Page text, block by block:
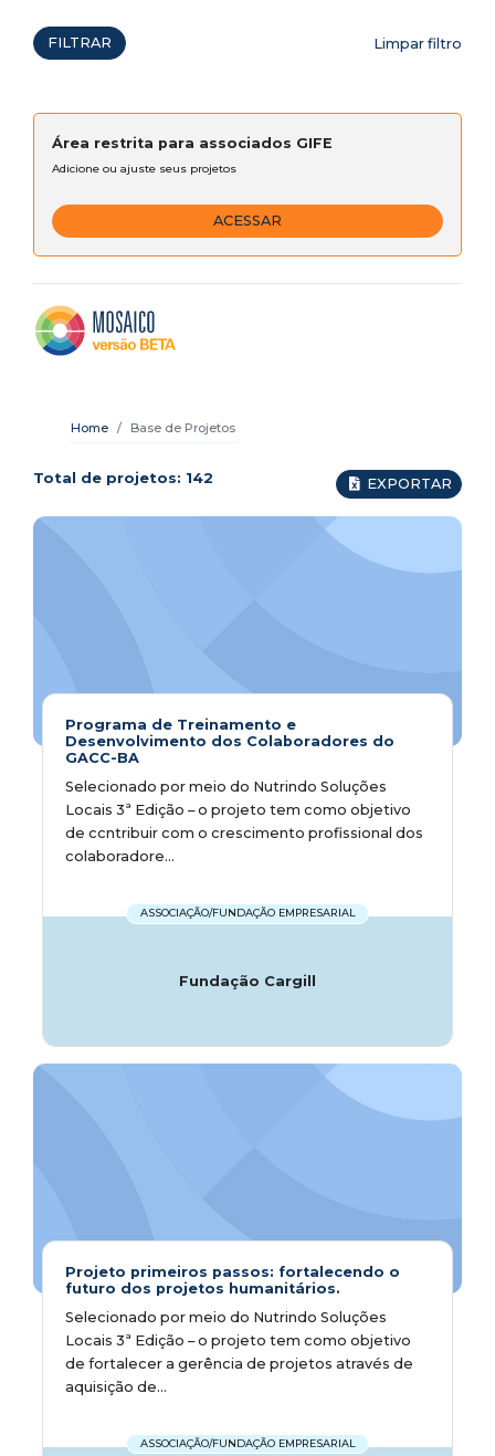
FILTRAR Limpar filtro
Área restrita para associados GIFE
Adicione ou ajuste seus projetos
ACESSAR
Home Base de Projetos
Total de projetos: 142 EXPORTAR
Programa de Treinamento e
Desenvolvimento dos Colaboradores do
GACC-BA
Selecionado por meio do Nutrindo Soluções
Locais 3ª Edição – o projeto tem como objetivo
de ccntribuir com o crescimento profissional dos
colaboradore...
ASSOCIAÇÃO/FUNDAÇÃO EMPRESARIAL
Fundação Cargill
Projeto primeiros passos: fortalecendo o
futuro dos projetos humanitários.
Selecionado por meio do Nutrindo Soluções
Locais 3ª Edição – o projeto tem como objetivo
de fortalecer a gerência de projetos através de
aquisição de...
ASSOCIAÇÃO/FUNDAÇÃO EMPRESARIAL